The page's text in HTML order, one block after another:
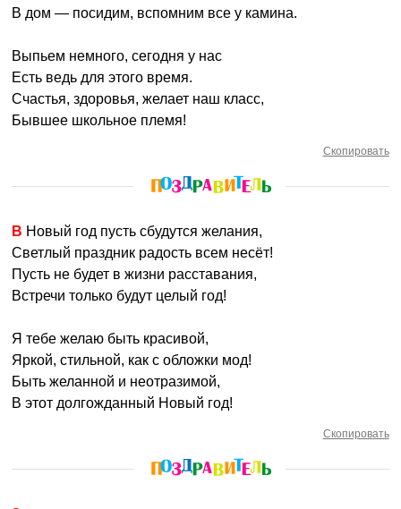
В дом — посидим, вспомним все у камина.
Выпьем немного, сегодня у нас
Есть ведь для этого время.
Счастья, здоровья, желает наш класс,
Бывшее школьное племя!
Скопировать
В Новый год пусть сбудутся желания,
Светлый праздник радость всем несёт!
Пусть не будет в жизни расставания,
Встречи только будут целый год!
Я тебе желаю быть красивой,
Яркой, стильной, как с обложки мод!
Быть желанной и неотразимой,
В этот долгожданный Новый год!
Скопировать